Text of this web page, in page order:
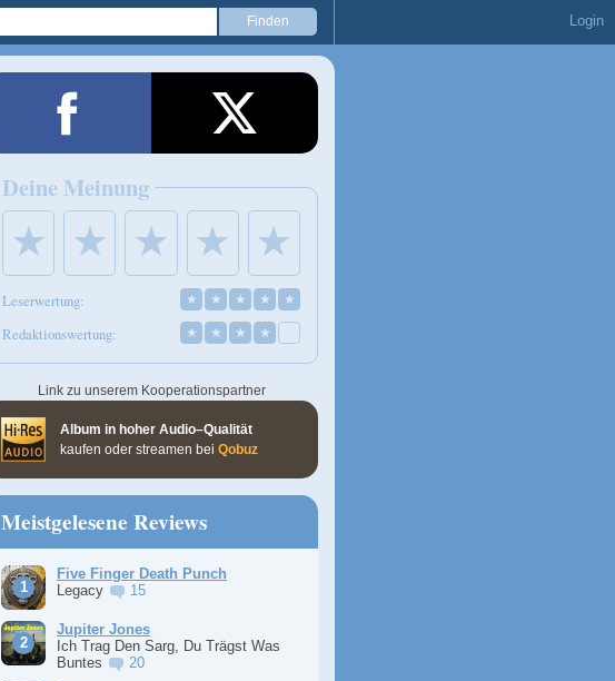
Login
Deine Meinung
★ ★ ★ ★ ★
Leserwertung: ★ ★ ★ ★ ★
Redaktionswertung: ★ ★ ★ ★
Link zu unserem Kooperationspartner
Album in hoher Audio–Qualität
kaufen oder streamen bei Qobuz
Meistgelesene Reviews
Five Finger Death Punch
Legacy
15
Jupiter Jones
Ich Trag Den Sarg, Du Trägst Was
Buntes
20